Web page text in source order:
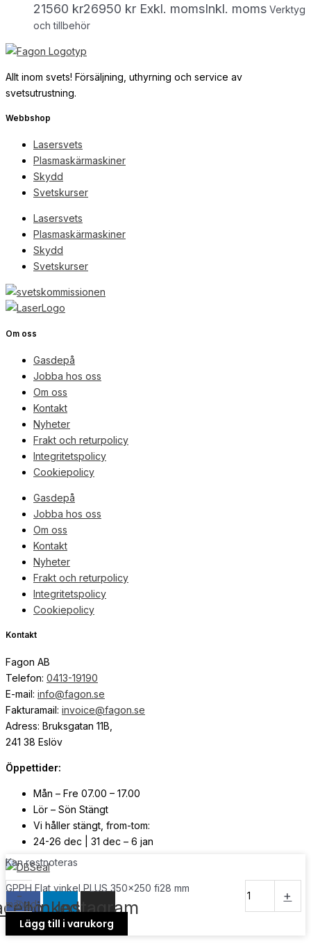
21560 kr26950 kr Exkl. momsInkl. moms Verktyg
och tillbehör
Allt inom svets! Försäljning, uthyrning och service av
svetsutrustning.
Webbshop
Lasersvets
Plasmaskärmaskiner
Skydd
Svetskurser
Lasersvets
Plasmaskärmaskiner
Skydd
Svetskurser
Om oss
Gasdepå
Jobba hos oss
Om oss
Kontakt
Nyheter
Frakt och returpolicy
Integritetspolicy
Cookiepolicy
Gasdepå
Jobba hos oss
Om oss
Kontakt
Nyheter
Frakt och returpolicy
Integritetspolicy
Cookiepolicy
Kontakt
Fagon AB
Telefon: 0413-19190
E-mail: info@fagon.se
Fakturamail: invoice@fagon.se
Adress: Bruksgatan 11B,
241 38 Eslöv
Öppettider:
Mån – Fre 07.00 – 17.00
Lör – Sön Stängt
Vi håller stängt, from-tom:
24-26 dec | 31 dec – 6 jan
© Copyright 2026| Webb avSvensk Media Partner
Linkedin
Instagram
Kan restnoteras
-
GPPH Flat vinkel PLUS 350x250 fi28 mm
mängd
+
Lägg till i varukorg